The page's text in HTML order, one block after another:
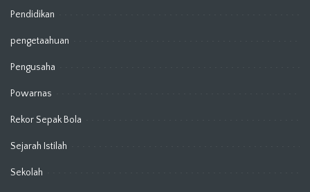
Pendidikan
pengetaahuan
Pengusaha
Powarnas
Rekor Sepak Bola
Sejarah Istilah
Sekolah